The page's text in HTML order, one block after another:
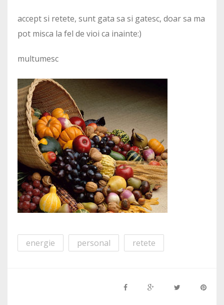
accept si retete, sunt gata sa si gatesc, doar sa ma
pot misca la fel de vioi ca inainte:)
multumesc
energie personal retete